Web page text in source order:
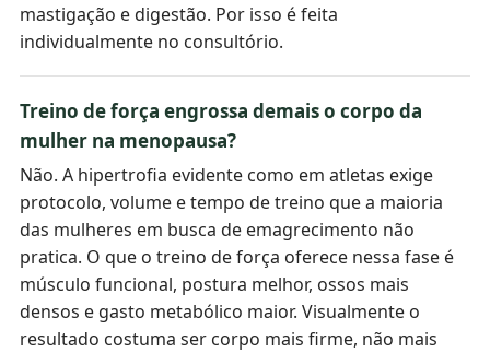
mastigação e digestão. Por isso é feita
individualmente no consultório.
Treino de força engrossa demais o corpo da
mulher na menopausa?
Não. A hipertrofia evidente como em atletas exige
protocolo, volume e tempo de treino que a maioria
das mulheres em busca de emagrecimento não
pratica. O que o treino de força oferece nessa fase é
músculo funcional, postura melhor, ossos mais
densos e gasto metabólico maior. Visualmente o
resultado costuma ser corpo mais firme, não mais